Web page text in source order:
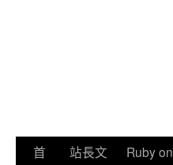
首
站長文
Ruby on